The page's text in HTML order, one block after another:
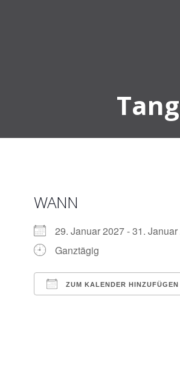
WANN
29. Januar 2027 - 31.
Ganztägig
ZUM KALENDER HINZUFÜGEN